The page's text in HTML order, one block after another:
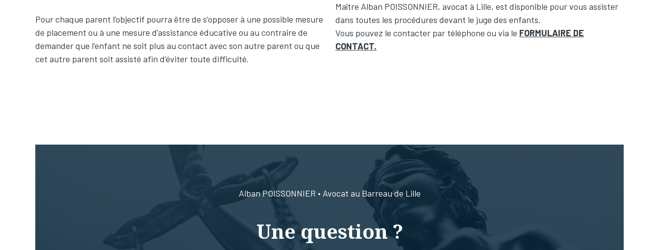
Pour chaque parent l’objectif pourra être de s’opposer à une possible mesure
de placement ou à une mesure d’assistance éducative ou au contraire de
demander que l’enfant ne soit plus au contact avec son autre parent ou que
cet autre parent soit assisté afin d’éviter toute difficulté.
Maître Alban POISSONNIER, avocat à Lille, est disponible pour vous assister
dans toutes les procédures devant le juge des enfants.
Vous pouvez le contacter par téléphone ou via le FORMULAIRE DE
CONTACT.
Alban POISSONNIER • Avocat au Barreau de Lille
Une question ?